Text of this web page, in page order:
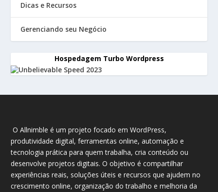
Dicas e Recursos
Gerenciando seu Negócio
Hospedagem Turbo Wordpress
O Allnimble é um projeto focado em WordPress,
produtividade digital, ferramentas online, automação e
tecnologia prática para quem trabalha, cria conteúdo ou
desenvolve projetos digitais. O objetivo é compartilhar
experiências reais, soluções úteis e recursos que ajudem no
crescimento online, organização do trabalho e melhoria da